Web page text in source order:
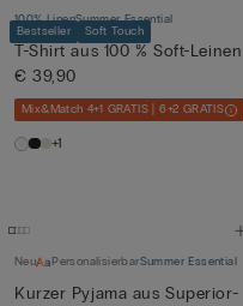
Bestseller Soft Touch
100% LinenSummer Essential
T-Shirt aus 100 % Soft-Leinen
€ 39,90
Mix&Match 4+1 GRATIS | 6+2 GRATIS
+1
Neu PersonalisierbarSummer Essential
Kurzer Pyjama aus Superior-